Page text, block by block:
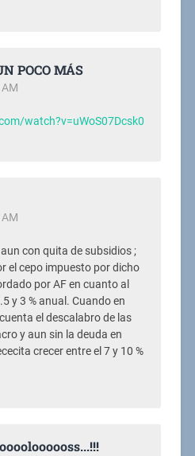
POCO MÁS
watch?v=uWoS07Dcsk0
con quita de subsidios ;
el cepo impuesto por dicho
por AF en cuanto al
y 3 % anual. Cuando en
el descalabro de las
y aun sin la deuda en
crecer entre el 7 y 10 %